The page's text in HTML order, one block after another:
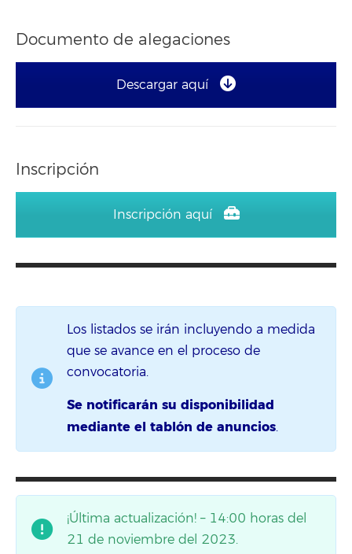
Documento de alegaciones
Descargar aquí
Inscripción
Inscripción aquí
Los listados se irán incluyendo a medida
que se avance en el proceso de
convocatoria.
Se notificarán su disponibilidad
mediante el tablón de anuncios.
¡Última actualización! – 14:00 horas del
21 de noviembre del 2023.